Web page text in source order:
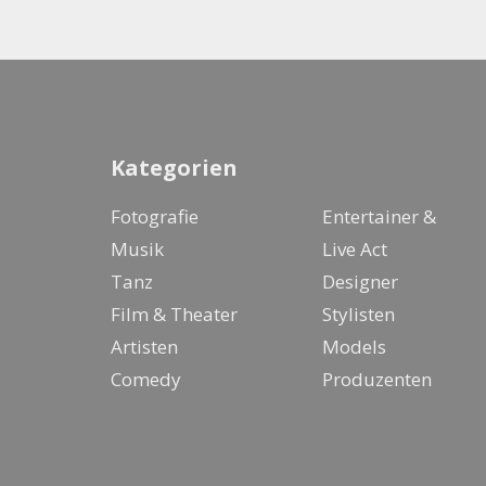
Kategorien
Fotografie
Musik
Tanz
Film & Theater
Artisten
Comedy
Entertainer &
Live Act
Designer
Stylisten
Models
Produzenten